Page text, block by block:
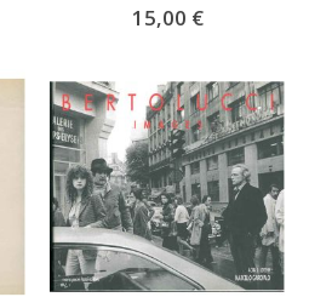
15,00 €
AGGIUNGI AL CARRELLO